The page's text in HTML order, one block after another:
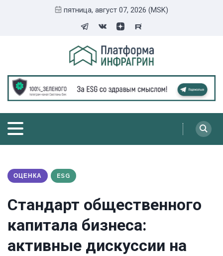
пятница, август 07, 2026 (MSK)
ОЦЕНКА ESG
Стандарт общественного
капитала бизнеса:
активные дискуссии на